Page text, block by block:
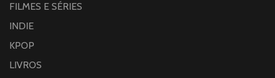
FILMES E SÉRIES
INDIE
KPOP
LIVROS